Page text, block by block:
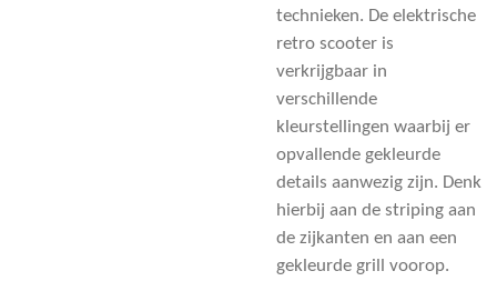
technieken. De elektrische
retro scooter is
verkrijgbaar in
verschillende
kleurstellingen waarbij er
opvallende gekleurde
details aanwezig zijn. Denk
hierbij aan de striping aan
de zijkanten en aan een
gekleurde grill voorop.